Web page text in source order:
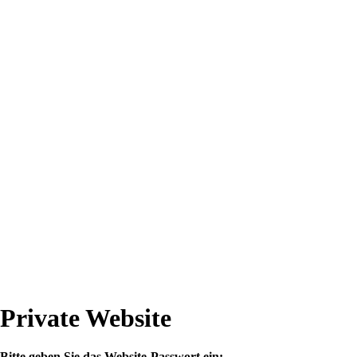
Private Website